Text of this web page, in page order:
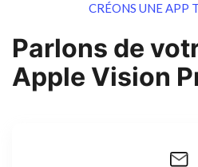
CRÉONS UNE APP
Parlons de
Apple Vision